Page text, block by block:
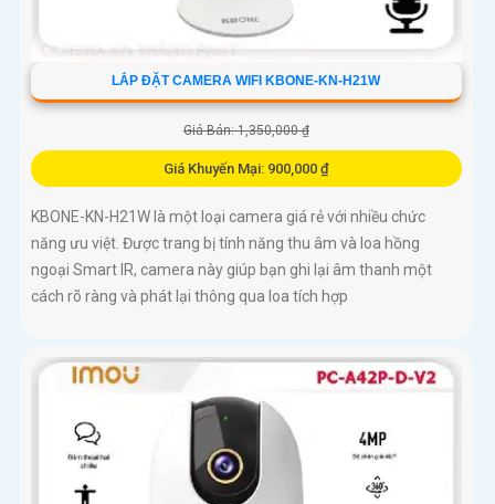
LẮP ĐẶT CAMERA WIFI KBONE-KN-H21W
Giá Bán: 1,350,000 ₫
Giá Khuyến Mại: 900,000 ₫
KBONE-KN-H21W là một loại camera giá rẻ với nhiều chức
năng ưu việt. Được trang bị tính năng thu âm và loa hồng
ngoại Smart IR, camera này giúp bạn ghi lại âm thanh một
cách rõ ràng và phát lại thông qua loa tích hợp